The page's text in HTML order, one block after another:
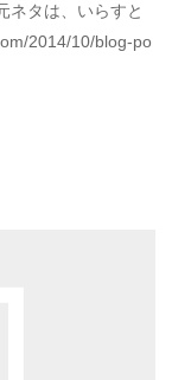
ネタは、いらすと
2014/10/blog-po